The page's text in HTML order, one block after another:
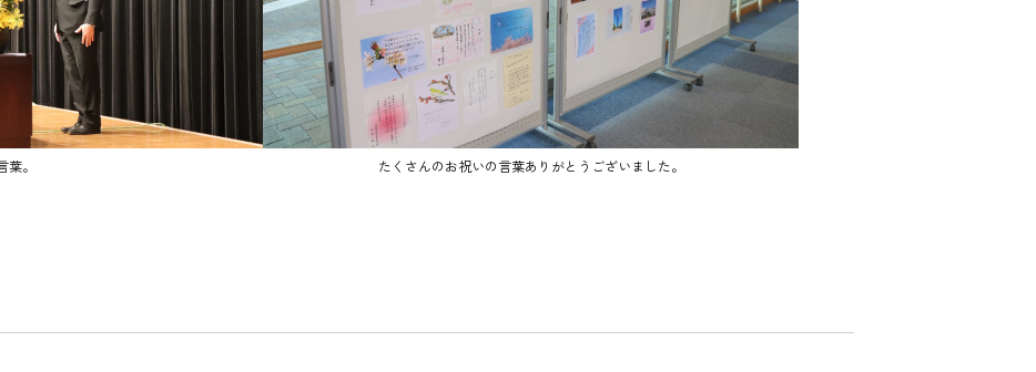
葉。 たくさんのお祝いの言葉ありがとうございました。